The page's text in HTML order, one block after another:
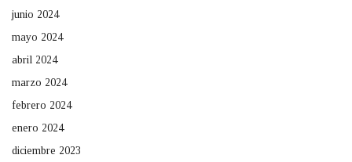
junio 2024
mayo 2024
abril 2024
marzo 2024
febrero 2024
enero 2024
diciembre 2023